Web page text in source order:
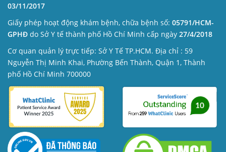
03/11/2017
Giấy phép hoạt động khám bệnh, chữa bệnh số: 05791/HCM-
GPHĐ do Sở Y tế thành phố Hồ Chí Minh cấp ngày 27/4/2018
Cơ quan quản lý trực tiếp: Sở Y Tế TP.HCM. Địa chỉ : 59
Nguyễn Thị Minh Khai, Phường Bến Thành, Quận 1, Thành
phố Hồ Chí Minh 700000